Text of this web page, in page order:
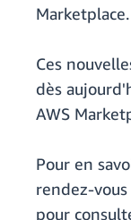
Marketplace.
Ces
dès
AWS
Pour en
rendez-vous
pour